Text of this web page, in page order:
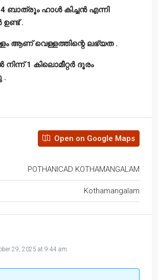
ബാത്രൂം ഹാൾ കിച്ചൻ എന്നി
.
ആണ് വെള്ളത്തിന്റെ ലഭ്യത .
1 കിലൊമീറ്റർ ദൂരം
.
Open on Google Maps
POTHANICAD KOTHAMANGALAM
Kothamangalam
29, 2025 at 9:44 am